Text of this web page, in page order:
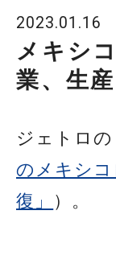
2023.01.16
メキシ
業、生
ジェトロ
のメキシ
復」
）。